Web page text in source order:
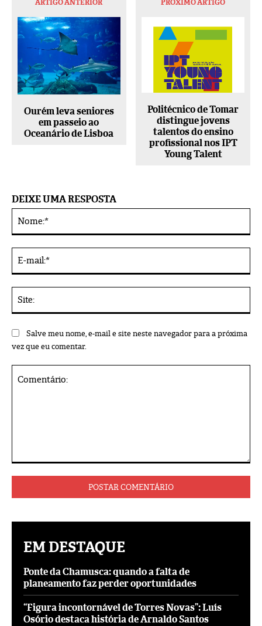
ARTIGO ANTERIOR
Ourém leva seniores
em passeio ao
Oceanário de Lisboa
PRÓXIMO ARTIGO
Politécnico de Tomar
distingue jovens
talentos do ensino
profissional nos IPT
Young Talent
DEIXE UMA RESPOSTA
Salve meu nome, e-mail e site neste navegador para a próxima
vez que eu comentar.
EM DESTAQUE
Ponte da Chamusca: quando a falta de
planeamento faz perder oportunidades
“Figura incontornável de Torres Novas”: Luís
Osório destaca história de Arnaldo Santos